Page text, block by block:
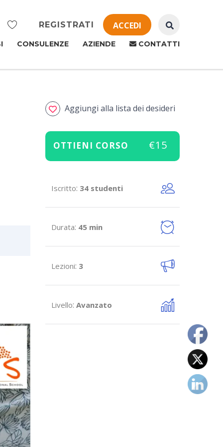
REGISTRATI ACCEDI
CONSULENZE AZIENDE CONTATTI
Aggiungi alla lista dei desideri
OTTIENI CORSO €15
Iscritto: 34 studenti
Durata: 45 min
Lezioni: 3
Livello: Avanzato